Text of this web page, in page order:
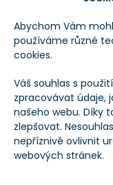
Abychom Vám
používáme různé
cookies.
Váš souhlas s
zpracovávat údaje,
našeho webu. Díky
zlepšovat.
nepříznivě ovlivnit
webových stránek.
Aktuální vývoj
Colt CZ Group /